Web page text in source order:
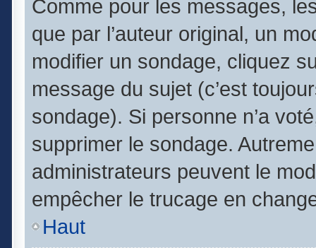
Comme pour les messages,
que par l’auteur original, un
modifier un sondage, cliquez
message du sujet (c’est
sondage). Si personne n’a
supprimer le sondage.
administrateurs peuvent le
empêcher le trucage en
Haut